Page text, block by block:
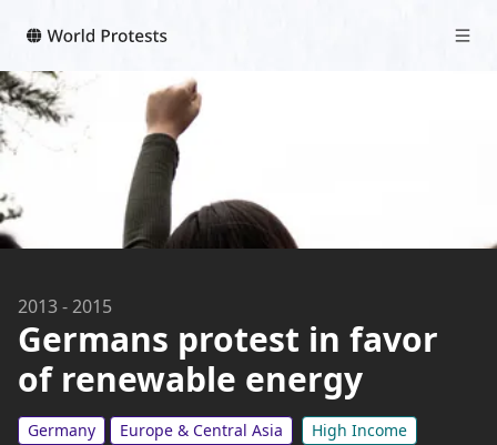
2013-2015
Germans protest in favor
of renewable energy
Germany Europe & Central Asia High Income